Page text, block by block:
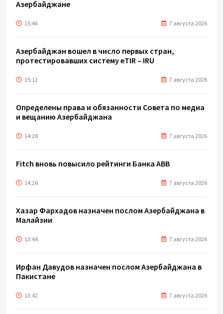
Азербайджане
15:46 7 августа 2026
Азербайджан вошел в число первых стран,
протестировавших систему eTIR – IRU
15:12 7 августа 2026
Определены права и обязанности Совета по медиа
и вещанию Азербайджана
14:28 7 августа 2026
Fitch вновь повысило рейтинги Банка ABB
14:26 7 августа 2026
Хазар Фархадов назначен послом Азербайджана в
Малайзии
13:44 7 августа 2026
Ирфан Давудов назначен послом Азербайджана в
Пакистане
13:42 7 августа 2026